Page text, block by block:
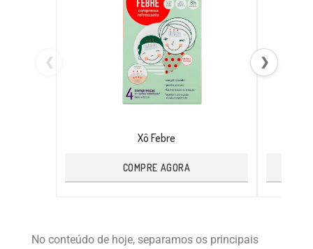
❮
Xô Febre
COMPRE AGORA
❯
No conteúdo de hoje, separamos os principais